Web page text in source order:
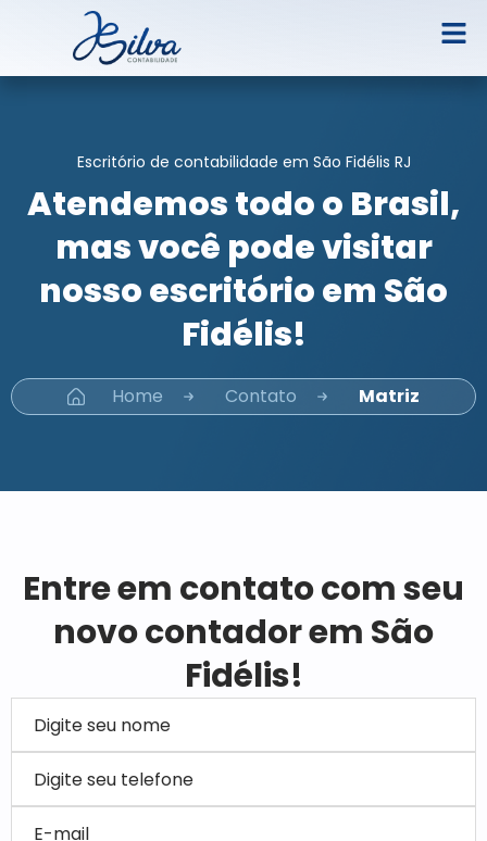
Escritório de contabilidade em São Fidélis RJ
Atendemos todo o Brasil,
mas você pode visitar
nosso escritório em São
Fidélis!
Home Contato Matriz
Entre em contato com seu
novo contador em São
Fidélis!